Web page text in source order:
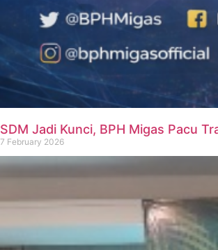
SDM Jadi Kunci, BPH Migas Pacu
7 February 2026